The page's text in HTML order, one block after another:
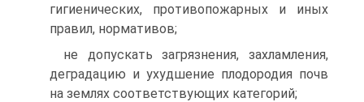
гигиенических, противопожарных и иных
правил, нормативов;
не допускать загрязнения, захламления,
деградацию и ухудшение плодородия почв
на землях соответствующих категорий;